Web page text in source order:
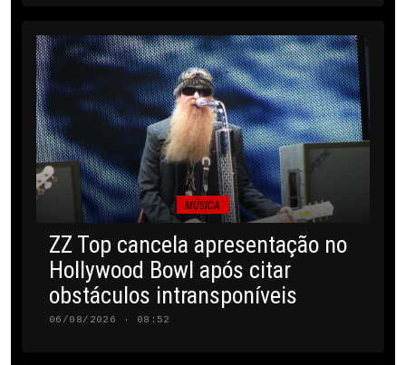
MÚSICA
ZZ Top cancela apresentação no
Hollywood Bowl após citar
obstáculos intransponíveis
06/08/2026 · 08:52